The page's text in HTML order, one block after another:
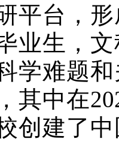
平台，
业生，
学难题
其中在
创建了